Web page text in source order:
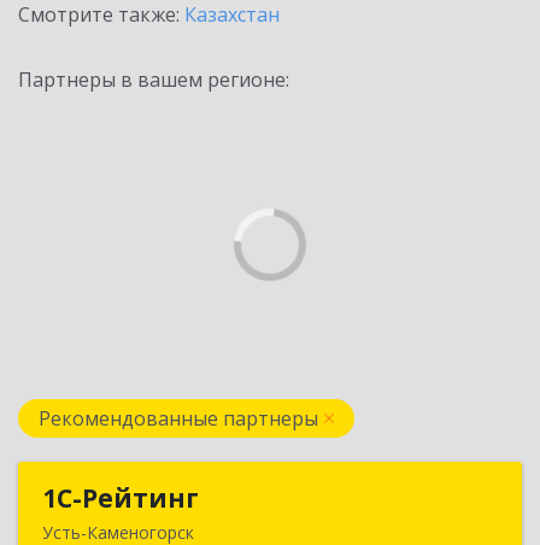
Смотрите также: Казахстан
Партнеры в вашем регионе:
Рекомендованные партнеры
1С-Рейтинг
Усть-Каменогорск